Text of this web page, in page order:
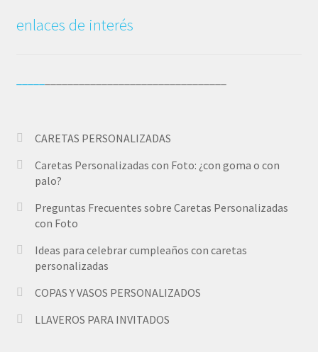
enlaces de interés
CARETAS PERSONALIZADAS
Caretas Personalizadas con Foto: ¿con goma o con
palo?
Preguntas Frecuentes sobre Caretas Personalizadas
con Foto
Ideas para celebrar cumpleaños con caretas
personalizadas
COPAS Y VASOS PERSONALIZADOS
LLAVEROS PARA INVITADOS